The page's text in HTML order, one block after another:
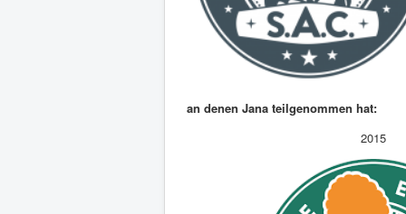
an denen Jana teilgenommen hat:
2015